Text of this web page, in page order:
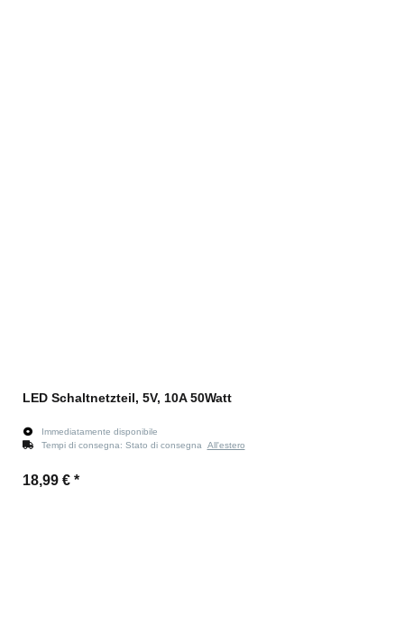
LED Schaltnetzteil, 5V, 10A 50Watt
Immediatamente disponibile
Tempi di consegna: Stato di consegna All'estero
18,99 € *